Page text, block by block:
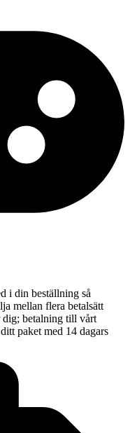
i din beställning så
mellan flera betalsätt
dig; betalning till vårt
paket med 14 dagars